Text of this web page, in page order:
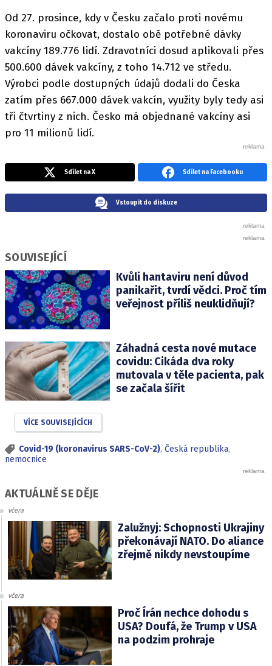
Od 27. prosince, kdy v Česku začalo proti novému
koronaviru očkovat, dostalo obě potřebné dávky
vakcíny 189.776 lidí. Zdravotníci dosud aplikovali přes
500.600 dávek vakcíny, z toho 14.712 ve středu.
Výrobci podle dostupných údajů dodali do Česka
zatím přes 667.000 dávek vakcín, využity byly tedy asi
tři čtvrtiny z nich. Česko má objednané vakcíny asi
pro 11 milionů lidí.
Sdílet na X Sdílet na Facebooku
Vstoupit do diskuze
SOUVISEJÍCÍ
Kvůli hantaviru není důvod
panikařit, tvrdí vědci. Proč tím
veřejnost příliš neuklidňují?
Záhadná cesta nové mutace
covidu: Cikáda dva roky
mutovala v těle pacienta, pak
se začala šířit
VÍCE SOUVISEJÍCÍCH
Covid-19 (koronavirus SARS-CoV-2), Česká republika,
nemocnice
AKTUÁLNĚ SE DĚJE
včera
Zalužnyj: Schopnosti Ukrajiny
překonávají NATO. Do aliance
zřejmě nikdy nevstoupíme
včera
Proč Írán nechce dohodu s
USA? Doufá, že Trump v USA
na podzim prohraje